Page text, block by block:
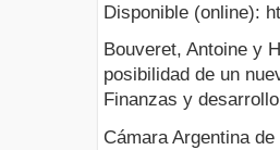
Disponible (online):
Bouveret, Antoine y
posibilidad de un
Finanzas y
Cámara Argentina